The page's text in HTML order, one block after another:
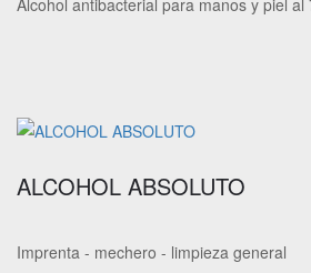
Alcohol antibacterial para manos y piel al
ALCOHOL ABSOLUTO
Imprenta - mechero - limpieza general